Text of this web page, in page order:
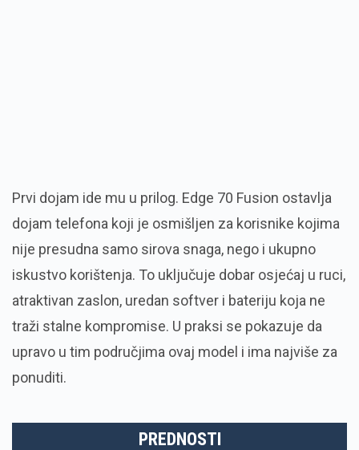
Prvi dojam ide mu u prilog. Edge 70 Fusion ostavlja
dojam telefona koji je osmišljen za korisnike kojima
nije presudna samo sirova snaga, nego i ukupno
iskustvo korištenja. To uključuje dobar osjećaj u ruci,
atraktivan zaslon, uredan softver i bateriju koja ne
traži stalne kompromise. U praksi se pokazuje da
upravo u tim područjima ovaj model i ima najviše za
ponuditi.
PREDNOSTI